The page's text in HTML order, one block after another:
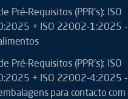
Pré-Requisitos (PPR’s): ISO
+ ISO 22002-1:2025 -
Pré-Requisitos (PPR’s): ISO
+ ISO 22002-4:2025 -
para contacto com